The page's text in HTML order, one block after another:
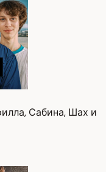
Сабина, Шах и